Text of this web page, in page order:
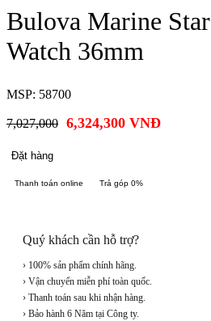
Bulova Marine
Watch 36mm
MSP: 58700
7,027,000 6,324,300 VNĐ
Đặt hàng
Thanh toán online Trả góp 0%
Quý khách cần hỗ trợ?
› 100% sản phẩm chính hãng.
› Vận chuyển miễn phí toàn quốc.
› Thanh toán sau khi nhận hàng.
› Bảo hành 6 Năm tại Công ty.